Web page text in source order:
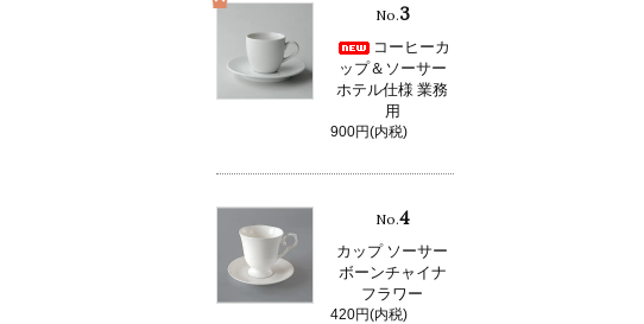
No.3
コーヒーカ
ップ＆ソーサー
ホテル仕様 業務
用
900円(内税)
No.4
カップ ソーサー
ボーンチャイナ
フラワー
420円(内税)